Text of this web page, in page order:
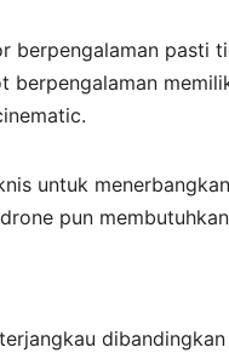
berpengalaman pasti
berpengalaman
untuk
pun